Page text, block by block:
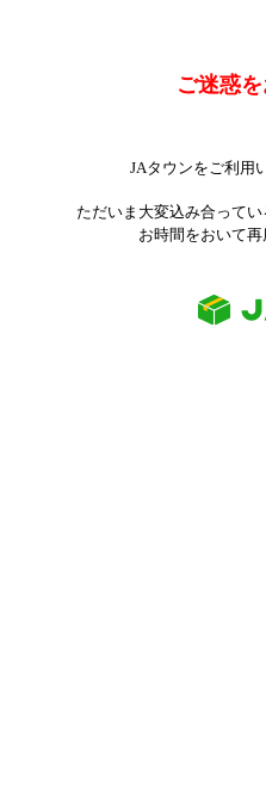
ご迷惑
JAタウンをご利用
ただいま大変込み合って
お時間をおいて